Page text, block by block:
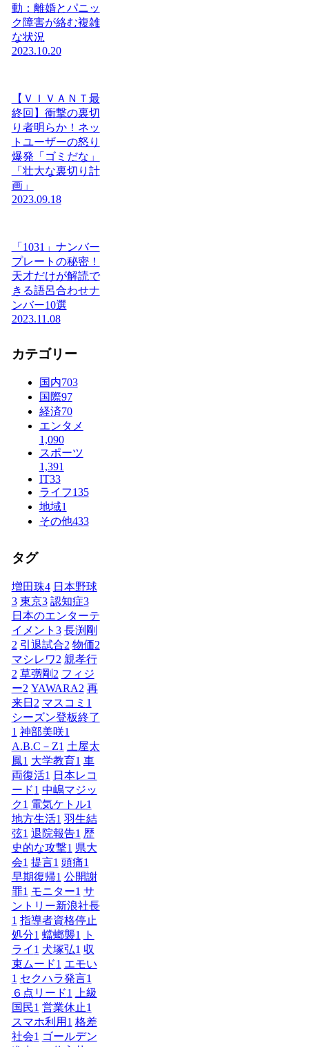
動：離婚とパニッ
ク障害が絡む複雑
な状況
2023.10.20
【ＶＩＶＡＮＴ最
終回】衝撃の裏切
り者明らか！ネッ
トユーザーの怒り
爆発「ゴミだな」
「壮大な裏切り計
画」
2023.09.18
「1031」ナンバー
プレートの秘密！
天才だけが解読で
きる語呂合わせナ
ンバー10選
2023.11.08
カテゴリー
国内703
国際97
経済70
エンタメ
1,090
スポーツ
1,391
IT33
ライフ135
地域1
その他433
タグ
増田珠4 日本野球
3 東京3 認知症3
日本のエンターテ
イメント 3 長渕剛
2 引退試合2 物価2
マシレワ2 親孝行
2 草彅剛 2 フィジ
ー2 YAWARA2 再
来日 2 マスコミ 1
シーズン登板終了
1 神部美咲1
A.B.C－Z1 土屋太
鳳1 大学教育1 車
両復活1 日本レコ
ード1 中嶋マジッ
ク1 電気ケトル1
地方生活1 羽生結
弦1 退院報告1 歴
史的な攻撃1 県大
会1 提言1 頭痛1
早期復帰1 公開謝
罪1 モニター1 サ
ントリー新浪社長
1 指導者資格停止
処分1 蟷螂襲1
ト
ライ 1 犬塚弘1 収
束ムード1 エモい
1 セクハラ発言1
６点リード1
上級
国民1 営業休止1
スマホ利用 1 格差
社会1 ゴールデン